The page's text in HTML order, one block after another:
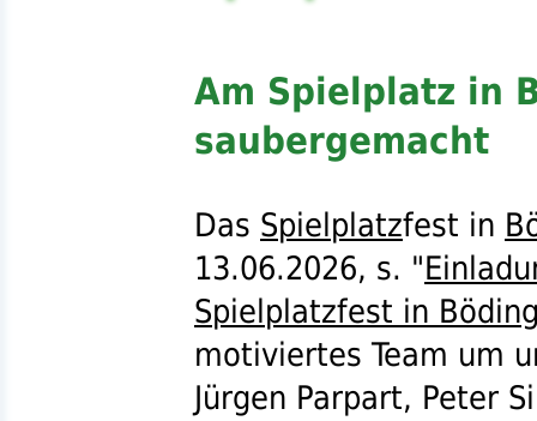
Am Spielplatz in
saubergemacht
Das Spielplatzfest in
13.06.2026, s. "
Spielplatzfest in
motiviertes Team um
Jürgen Parpart, Peter